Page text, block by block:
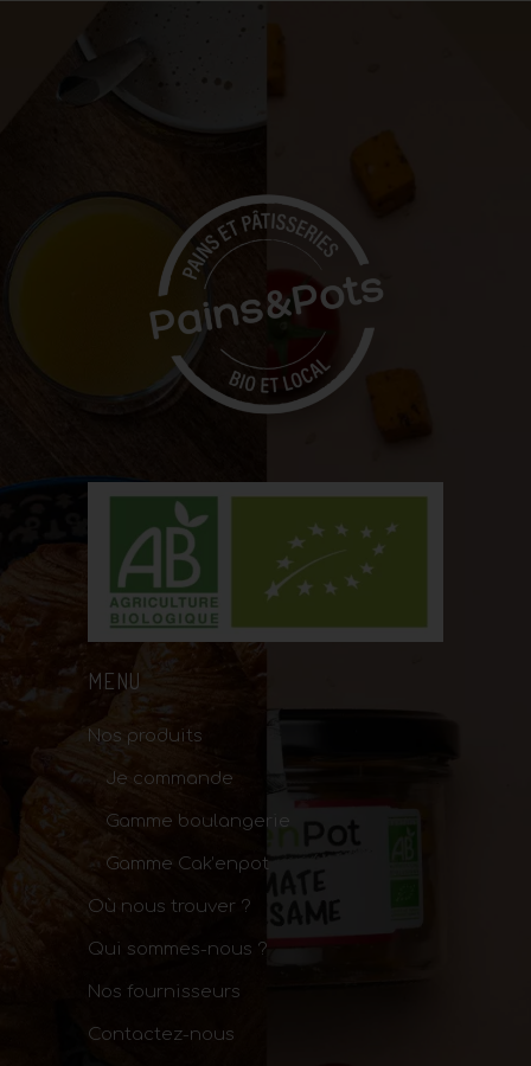
MENU
Nos produits
Je commande
Gamme boulangerie
Gamme Cak’enpot
Où nous trouver ?
Qui sommes-nous ?
Nos fournisseurs
Contactez-nous